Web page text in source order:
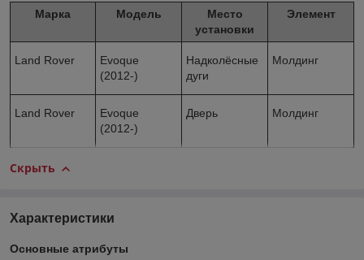
Марка Модель
Место
установки
Элемент
Land Rover
Evoque
(2012-)
Надколёсные
дуги
Молдинг
Land Rover
Evoque
(2012-)
Дверь Молдинг
Скрыть
Характеристики
Основные атрибуты